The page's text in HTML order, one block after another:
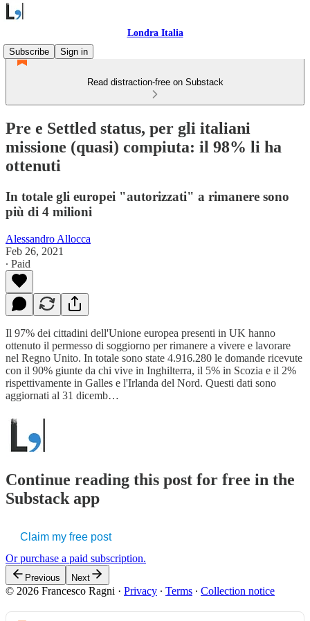
Londra Italia
Subscribe
Sign in
Read distraction-free on Substack
Pre e Settled status, per gli italiani
missione (quasi) compiuta: il 98% li ha
ottenuti
In totale gli europei "autorizzati" a rimanere sono
più di 4 milioni
Alessandro Allocca
Feb 26, 2021
∙ Paid
Il 97% dei cittadini dell'Unione europea presenti in UK hanno
ottenuto il permesso di soggiorno per rimanere a vivere e lavorare
nel Regno Unito. In totale sono state 4.916.280 le domande ricevute
con il 90% giunte da chi vive in Inghilterra, il 5% in Scozia e il 2%
rispettivamente in Galles e l'Irlanda del Nord. Questi dati sono
aggiornati al 31 dicemb…
Continue reading this post for free in the
Substack app
Claim my free post
Or purchase a paid subscription.
Previous Next
© 2026 Francesco Ragni · Privacy ∙ Terms ∙ Collection notice